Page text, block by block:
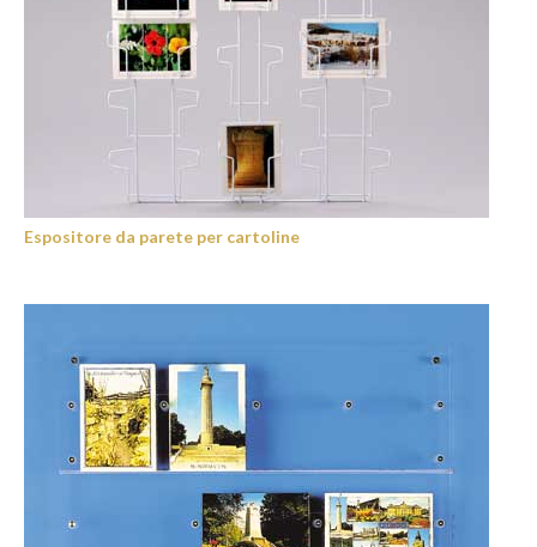
Espositore da parete per cartoline